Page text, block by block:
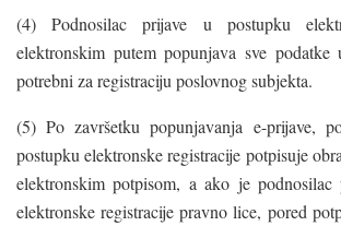
(4) Podnosilac prijave u postupku
elektronskim putem popunjava sve
potrebni za registraciju poslovnog subjekta.
(5) Po završetku popunjavanja e-prijave,
postupku elektronske registracije potpisuje
elektronskim potpisom, a ako je podnosilac
elektronske registracije pravno lice, pored